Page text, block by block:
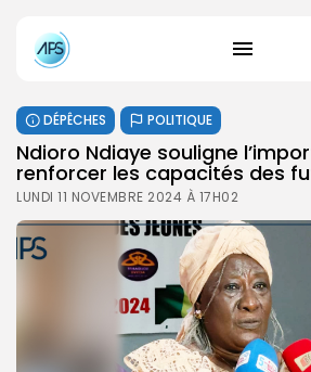
DÉPÊCHES POLITIQUE
Ndioro Ndiaye souligne
renforcer les capacités des
LUNDI 11 NOVEMBRE 2024 À 17H02